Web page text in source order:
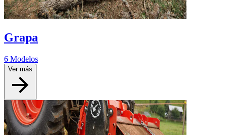
Grapa
6 Modelos
Ver más